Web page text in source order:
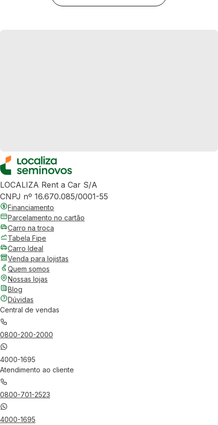
LOCALIZA Rent a Car S/A
CNPJ nº 16.670.085/0001-55
Financiamento
Parcelamento no cartão
Carro na troca
Tabela Fipe
Carro Ideal
Venda para lojistas
Quem somos
Nossas lojas
Blog
Dúvidas
Central de vendas
0800-200-2000
4000-1695
Atendimento ao cliente
0800-701-2523
4000-1695